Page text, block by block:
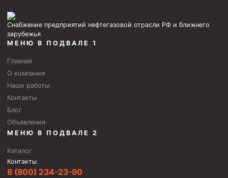
Снабжение предприятий нефтегазовой отрасли РФ и ближнего
зарубежья
МЕНЮ В ПОДВАЛЕ 1
Главная
О компании
Наши работы
Контакты
Блог
Объявления
МЕНЮ В ПОДВАЛЕ 2
Каталог
Контакты
8 (800) 234-23-90